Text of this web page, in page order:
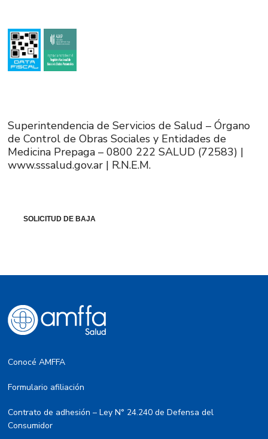
Superintendencia de Servicios de Salud – Órgano
de Control de Obras Sociales y Entidades de
Medicina Prepaga – 0800 222 SALUD (72583) |
www.sssalud.gov.ar | R.N.E.M.
SOLICITUD DE BAJA
Conocé AMFFA
Formulario afiliación
Contrato de adhesión – Ley N° 24.240 de Defensa del
Consumidor